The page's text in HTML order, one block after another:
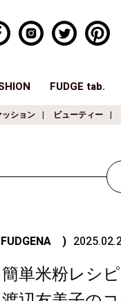
FUDGE tab.
ッション ビューティー
)
簡単米粉レシ